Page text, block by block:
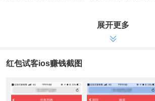
展开更多
红包试客ios赚钱截图